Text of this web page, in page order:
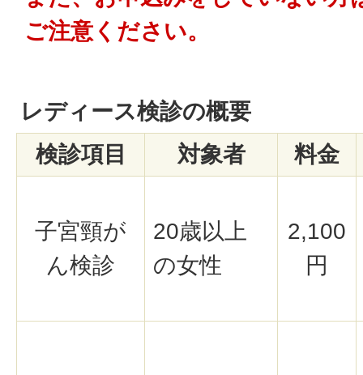
ご注意ください。
レディース検診の概要
検診項目
対象者 料金
子宮頸が
ん検診
20歳以上
の女性
2,100
円